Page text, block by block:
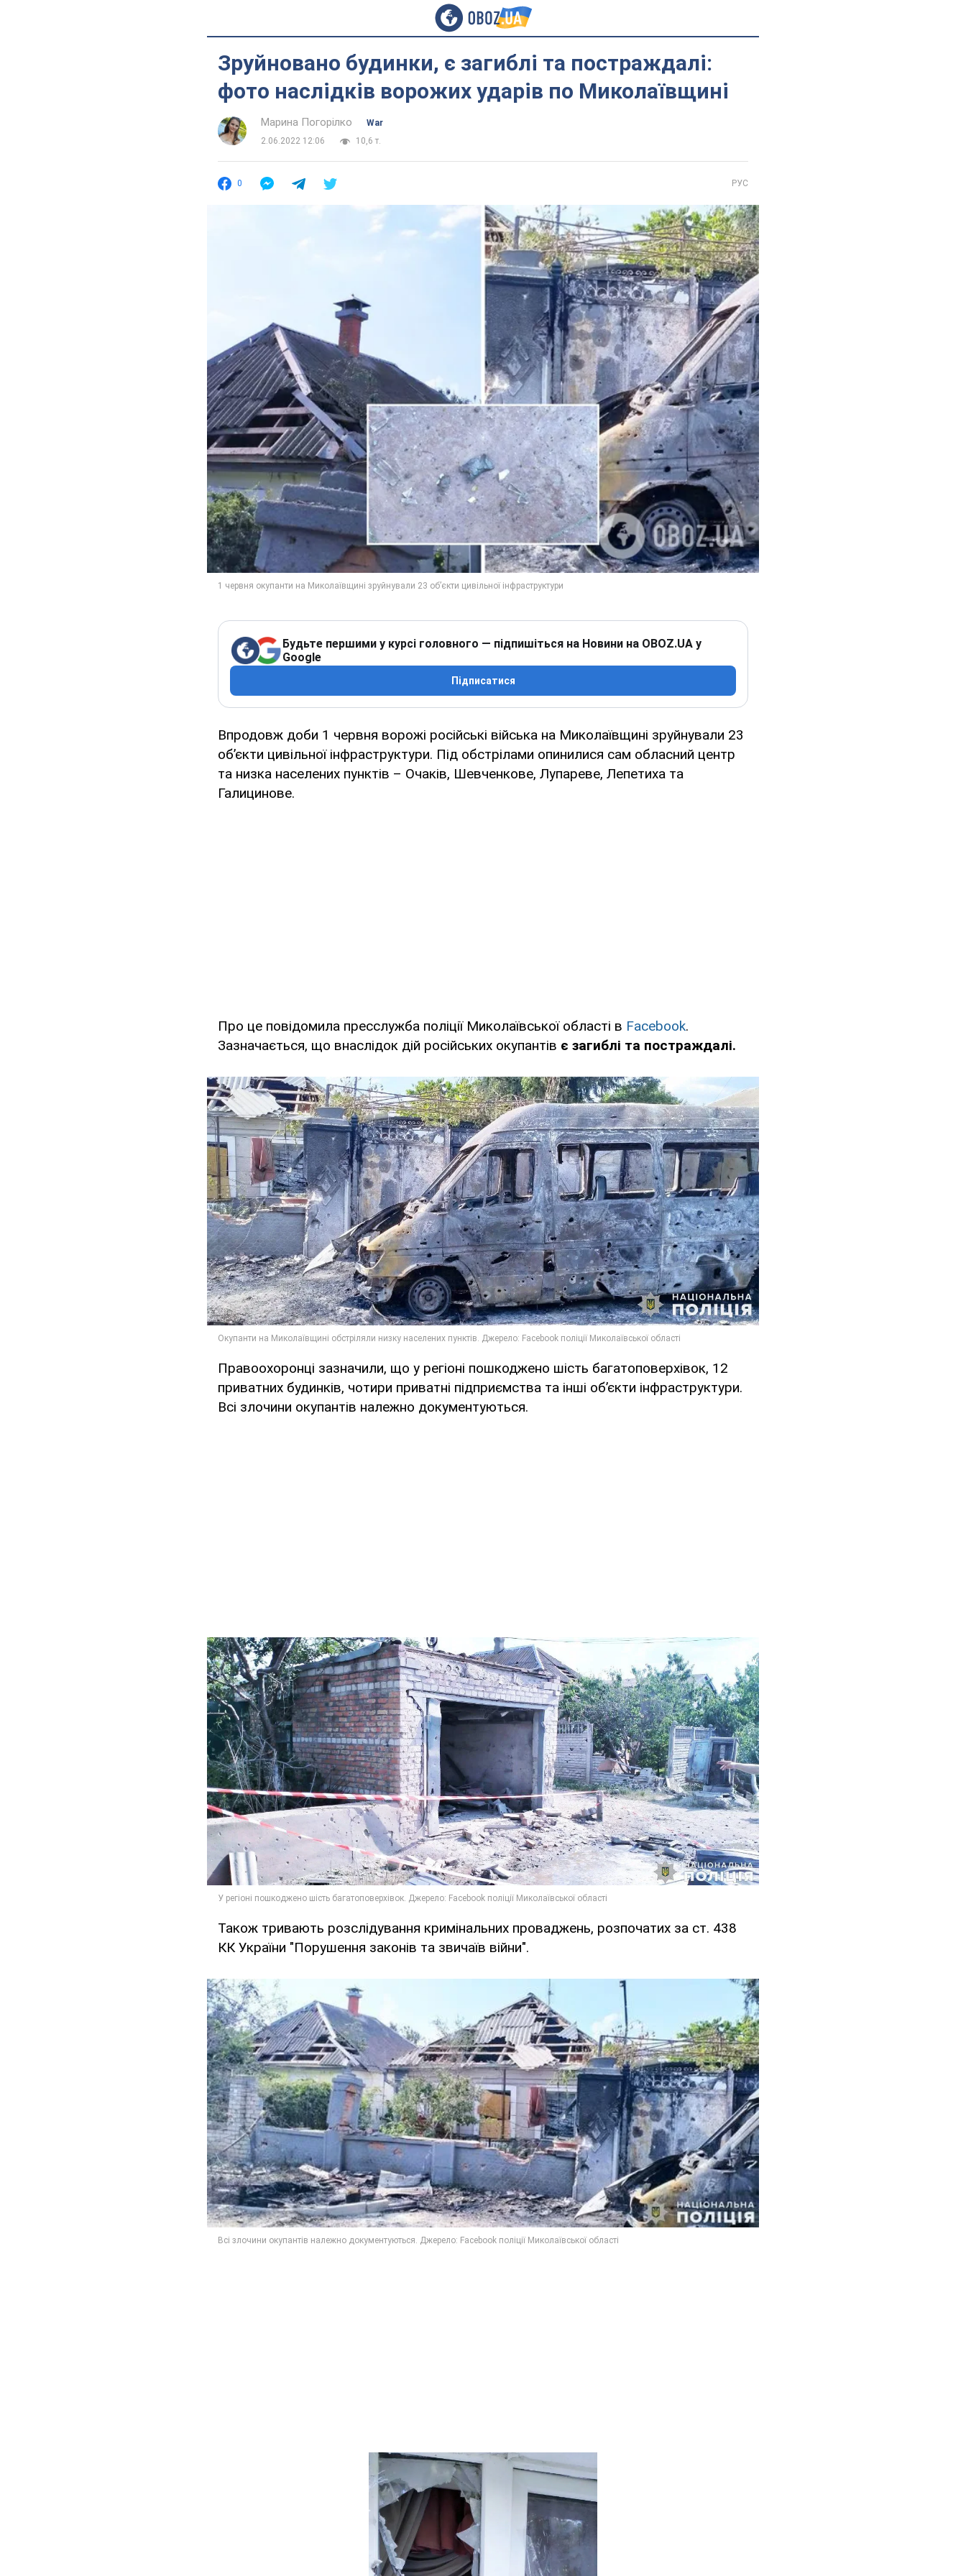
Зруйновано будинки, є загиблі та постраждалі:
фото наслідків ворожих ударів по Миколаївщині
Марина Погорілко
War
2.06.2022 12:06
10,6 т.
0 РУС
Будьте першими у курсі головного — підпишіться на Новини на OBOZ.UA у
Google
Підписатися
Впродовж доби 1 червня ворожі російські війська на Миколаївщині зруйнували 23
об’єкти цивільної інфраструктури. Під обстрілами опинилися сам обласний центр
та низка населених пунктів – Очаків, Шевченкове, Лупареве, Лепетиха та
Галицинове.
Про це повідомила пресслужба поліції Миколаївської області в Facebook.
Зазначається, що внаслідок дій російських окупантів є загиблі та постраждалі.
Правоохоронці зазначили, що у регіоні пошкоджено шість багатоповерхівок, 12
приватних будинків, чотири приватні підприємства та інші об’єкти інфраструктури.
Всі злочини окупантів належно документуються.
Також тривають розслідування кримінальних проваджень, розпочатих за ст. 438
КК України "Порушення законів та звичаїв війни".